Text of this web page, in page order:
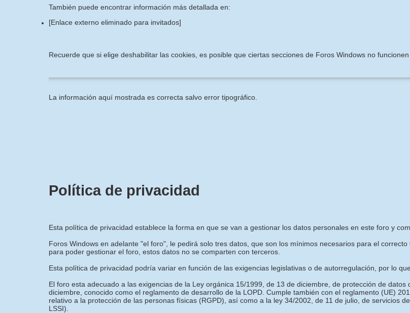
También puede encontrar información más detallada en:
[Enlace externo eliminado para invitados]
Recuerde que si elige deshabilitar las cookies, es posible que ciertas secciones de Foros Windows no
La información aquí mostrada es correcta salvo error tipográfico.
Política de privacidad
Esta política de privacidad establece la forma en que se van a gestionar los datos personales en este foro y
Foros Windows en adelante "el foro", le pedirá solo tres datos, que son los mínimos necesarios para el
para poder gestionar el foro, estos datos no se comparten con terceros.
Esta política de privacidad podría variar en función de las exigencias legislativas o de autorregulación, por lo
El foro esta adecuado a las exigencias de la Ley orgánica 15/1999, de 13 de diciembre, de protección de
diciembre, conocido como el reglamento de desarrollo de la LOPD. Cumple también con el reglamento (UE)
relativo a la protección de las personas físicas (RGPD), así como a la ley 34/2002, de 11 de julio, de servicios
LSSI).